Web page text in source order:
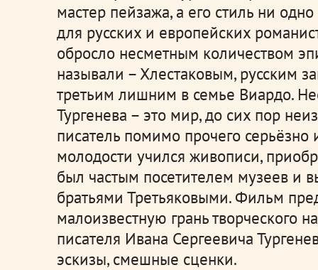
мастер пейзажа, а его стиль ни
для русских и европейских
обросло несметным количеством
называли – Хлестаковым, русским
третьим лишним в семье Виардо.
Тургенева – это мир, до сих пор
писатель помимо прочего серьёзно
молодости учился живописи,
был частым посетителем музеев и
братьями Третьяковыми. Фильм
малоизвестную грань творческого
писателя Ивана Сергеевича
эскизы, смешные сценки.